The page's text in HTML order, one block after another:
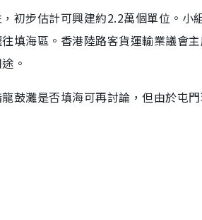
初步估計可興建約2.2萬個單位。小
填海區。香港陸路客貨運輸業議會
。
鼓灘是否填海可再討論，但由於屯